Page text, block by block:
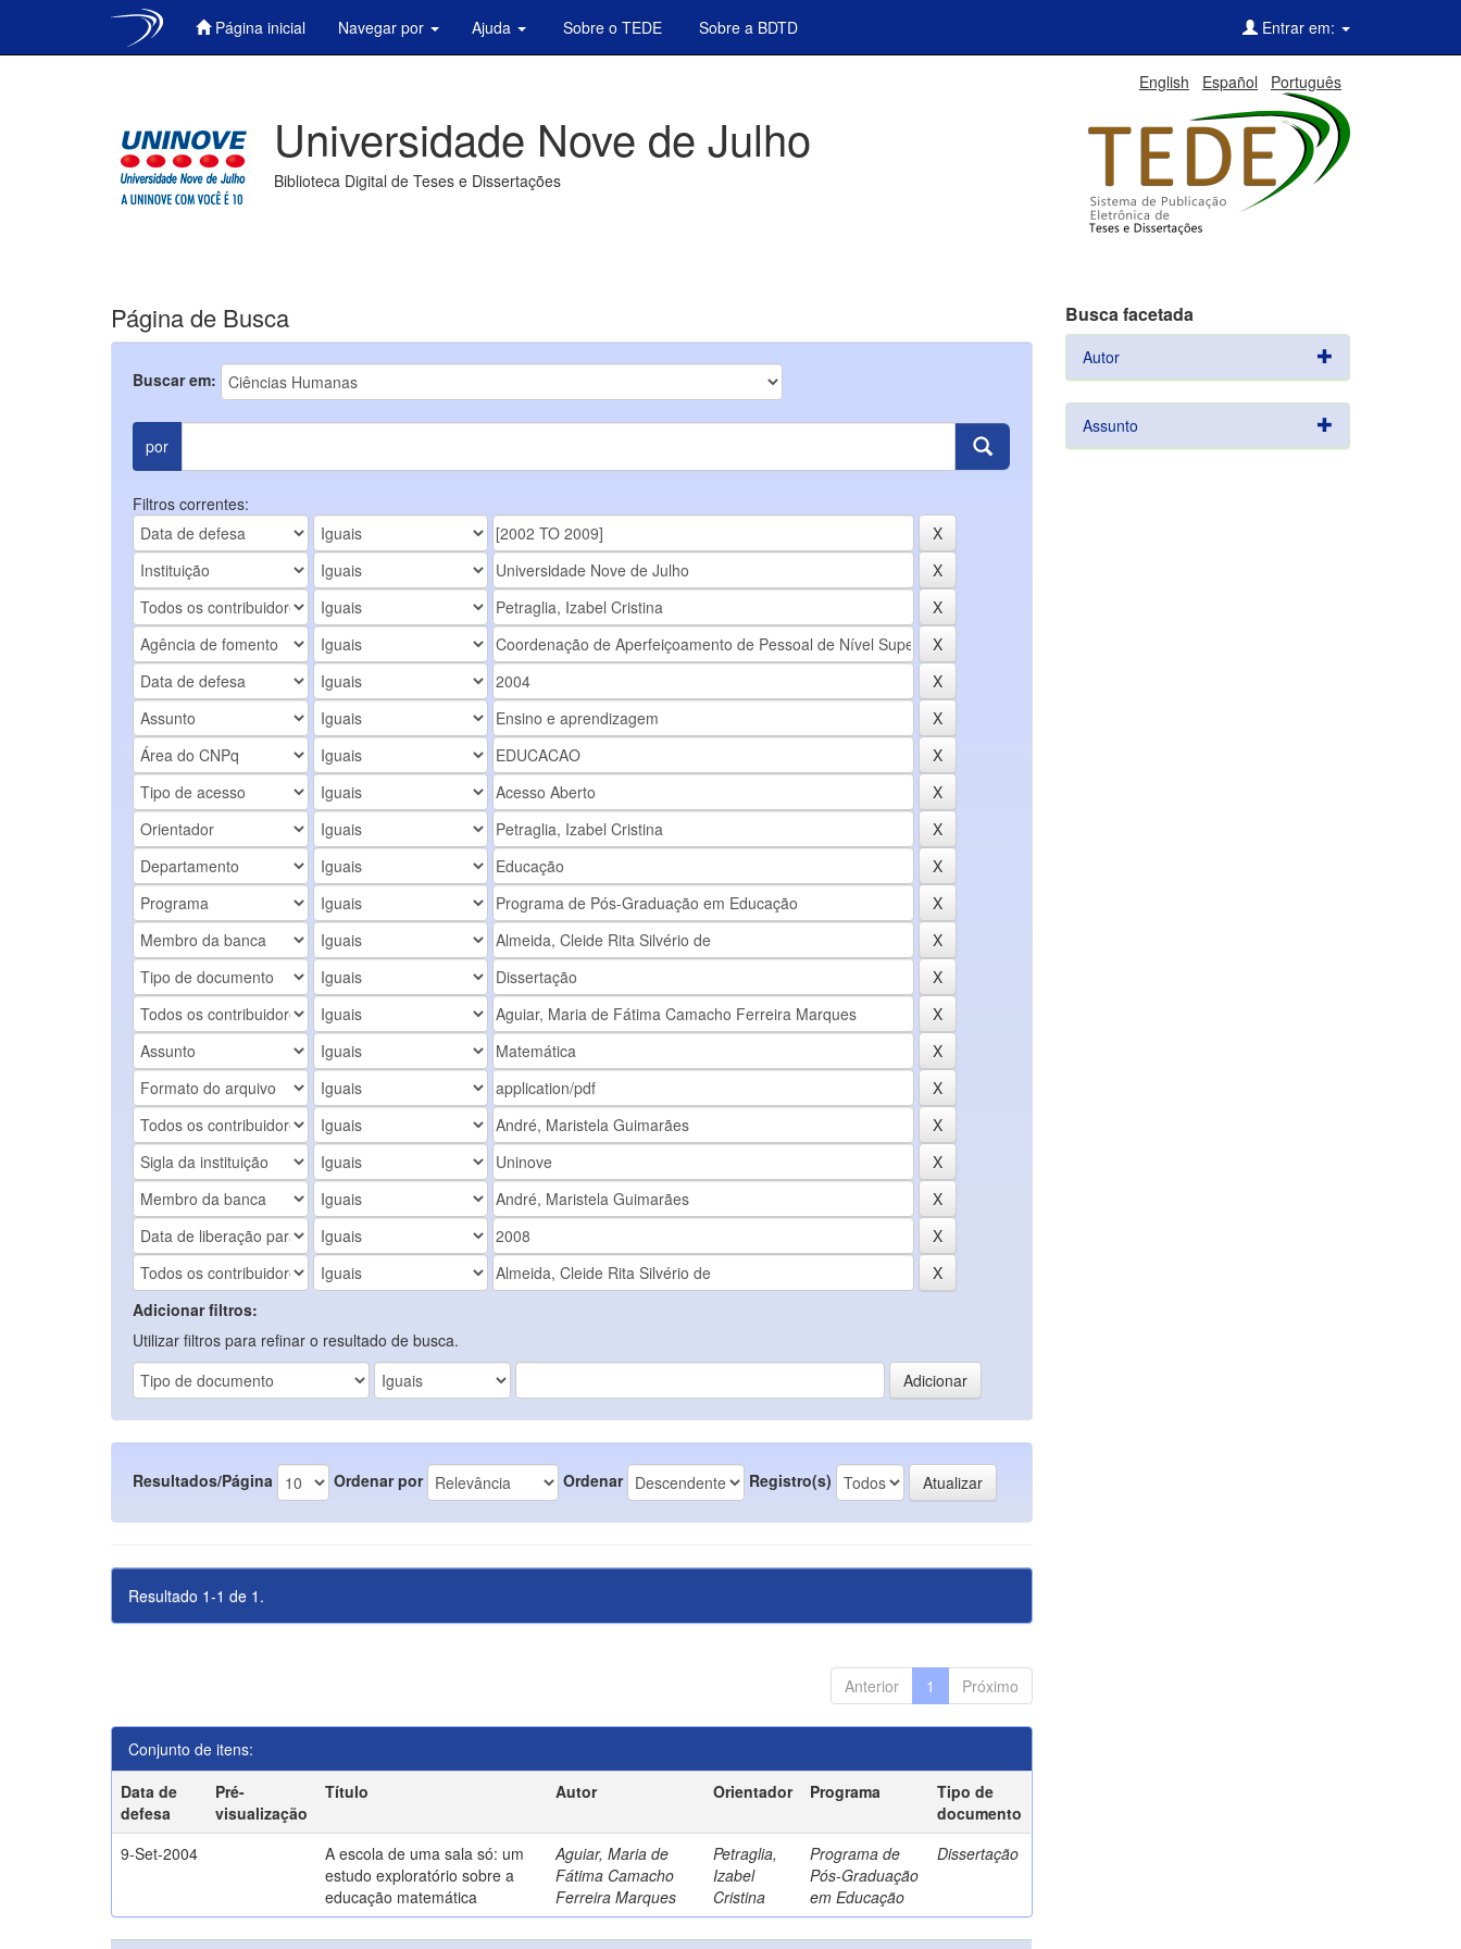
Página inicial Navegar por Ajuda Sobre o TEDE Sobre a BDTD Entrar em:
English Español Português
Universidade Nove de Julho
Biblioteca Digital de Teses e Dissertações
Página de Busca
Buscar em:
por
Filtros correntes:
Adicionar filtros:
Utilizar filtros para refinar o resultado de busca.
Resultados/Página Ordenar por Ordenar Registro(s)
Resultado 1-1 de 1.
Anterior 1 Próximo
Conjunto de itens:
Data de
defesa
Pré-
visualização
Título Autor Orientador Programa
Tipo de
documento
9-Set-2004
A escola de uma sala só: um
estudo exploratório sobre a
educação matemática
Aguiar, Maria de
Fátima Camacho
Ferreira Marques
Petraglia,
Izabel
Cristina
Programa de
Pós-Graduação
em Educação
Dissertação
Busca facetada
Autor
Assunto